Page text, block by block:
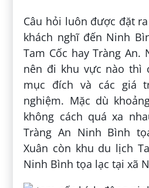
Câu hỏi luôn được đặt
khách nghĩ đến Ninh
Tam Cốc hay Tràng An.
nên đi khu vực nào thì
mục đích và các giá
nghiệm. Mặc dù
không cách quá xa
Tràng An Ninh Bình
Xuân còn khu du lịch
Ninh Bình tọa lạc tại xã